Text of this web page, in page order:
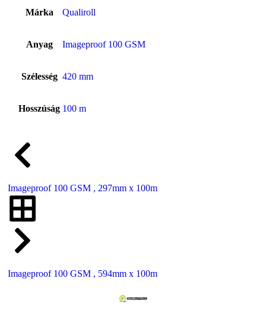
Márka Qualiroll
Anyag Imageproof 100 GSM
Szélesség 420 mm
Hosszúság 100 m
Imageproof 100 GSM , 297mm x 100m
Imageproof 100 GSM , 594mm x 100m